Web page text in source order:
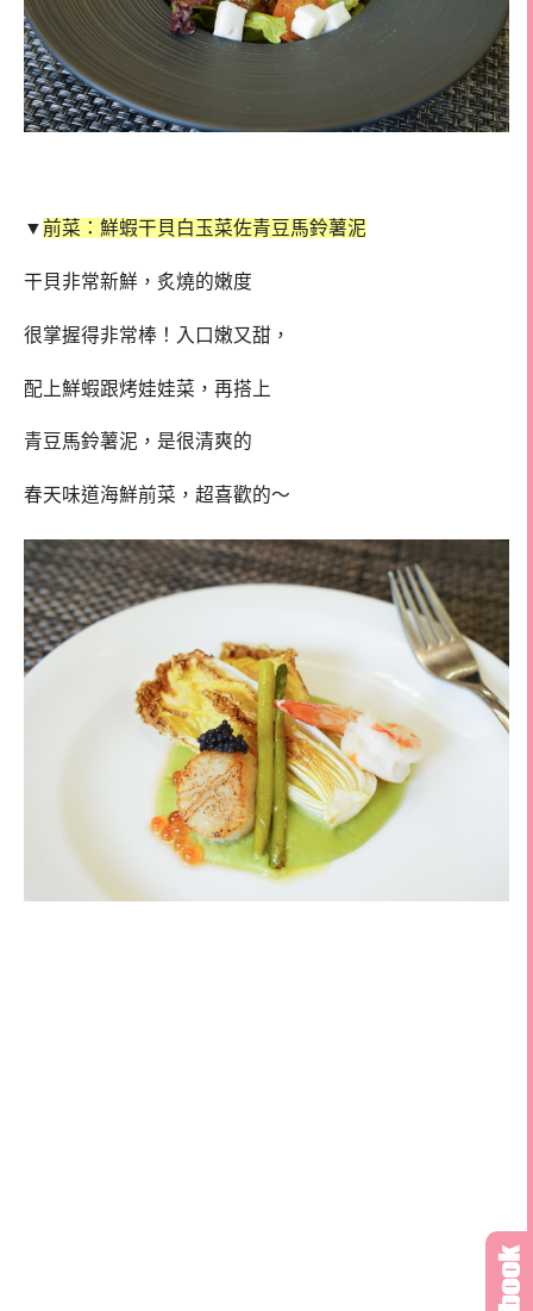
▼前菜：鮮蝦干貝白玉菜佐青豆馬鈴薯泥
干貝非常新鮮，炙燒的嫩度
很掌握得非常棒！入口嫩又甜，
配上鮮蝦跟烤娃娃菜，再搭上
青豆馬鈴薯泥，是很清爽的
春天味道海鮮前菜，超喜歡的～